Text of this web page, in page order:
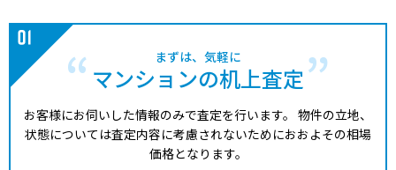
まずは、気軽に
マンションの机上査定
お客様にお伺いした情報のみで査定を行います。 物件の立地、
状態については査定内容に考慮されないためにおおよその相場
価格となります。